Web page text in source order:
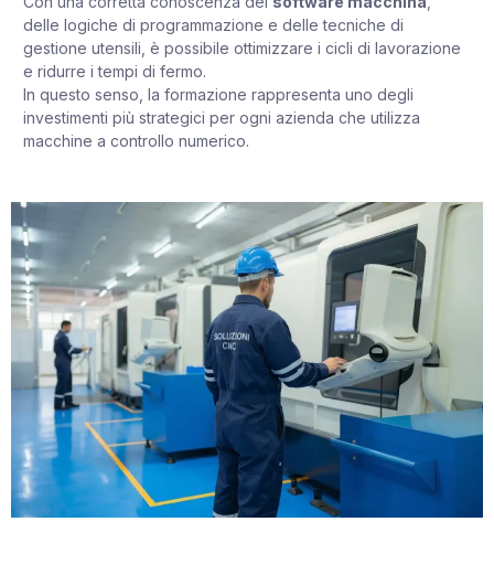
delle logiche di programmazione e delle tecniche di
gestione utensili, è possibile ottimizzare i cicli di lavorazione
e ridurre i tempi di fermo.
In questo senso, la formazione rappresenta uno degli
investimenti più strategici per ogni azienda che utilizza
macchine a controllo numerico.